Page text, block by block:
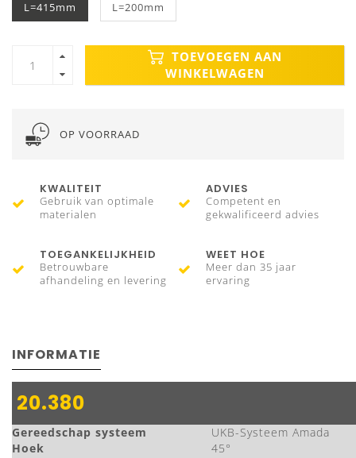
L=415mm L=200mm
TOEVOEGEN AAN
WINKELWAGEN
OP VOORRAAD
KWALITEIT
Gebruik van optimale
materialen
ADVIES
Competent en
gekwalificeerd advies
TOEGANKELIJKHEID
Betrouwbare
afhandeling en levering
WEET HOE
Meer dan 35 jaar
ervaring
INFORMATIE
20.380
Gereedschap systeem
UKB-Systeem Amada
Hoek
45°